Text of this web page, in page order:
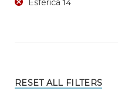
Esférica 14
RESET ALL FILTERS